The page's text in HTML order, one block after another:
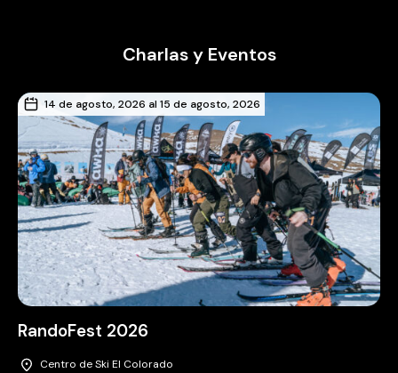
Charlas y Eventos
14 de agosto, 2026 al 15 de agosto, 2026
RandoFest 2026
Centro de Ski El Colorado